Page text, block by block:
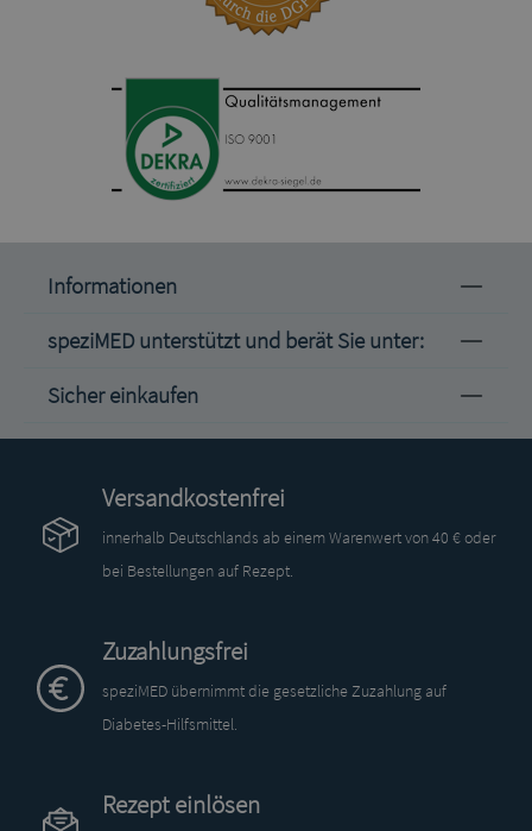
Informationen
speziMED unterstützt und berät Sie unter:
Sicher einkaufen
Versandkostenfrei
innerhalb Deutschlands ab einem Warenwert von 40 € oder
bei Bestellungen auf Rezept.
Zuzahlungsfrei
speziMED übernimmt die gesetzliche Zuzahlung auf
Diabetes-Hilfsmittel.
Rezept einlösen